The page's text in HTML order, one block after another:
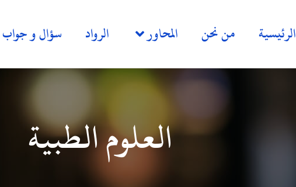
الرئيسية من نحن المحاور الرواد سؤال و جواب
العلوم الطبية